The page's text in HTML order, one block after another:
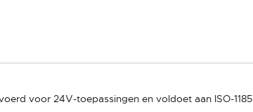
voor 24V-toepassingen en voldoet aan ISO-